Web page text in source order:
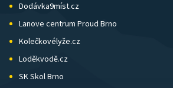
Dodávka9míst.cz
Lanove centrum Proud Brno
Kolečkovélyže.cz
Loděkvodě.cz
SK Skol Brno